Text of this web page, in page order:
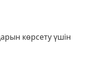
көрсету үшін